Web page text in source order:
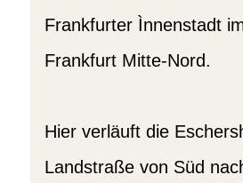
Frankfurter Ìnnenstadt
Frankfurt Mitte-Nord.
Hier verläuft die
Landstraße von Süd